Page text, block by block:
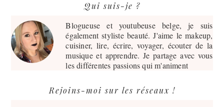
principale
Qui suis-je ?
Blogueuse et youtubeuse belge, je suis
également styliste beauté. J'aime le makeup,
cuisiner, lire, écrire, voyager, écouter de la
musique et apprendre. Je partage avec vous
les différentes passions qui m'animent
Rejoins-moi sur les réseaux !